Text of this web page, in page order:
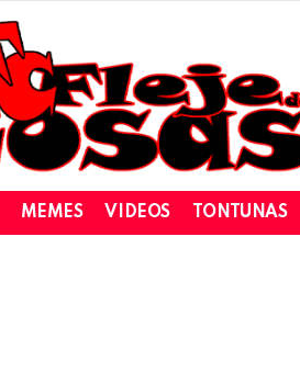
MEMES VIDEOS TONTUNAS